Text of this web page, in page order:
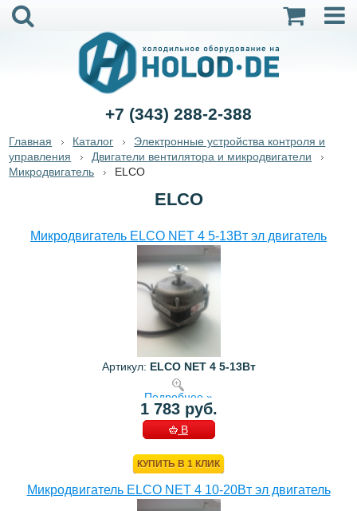
+7 (343) 288-2-388
Главная Каталог
Электронные устройства контроля и
управления
Двигатели вентилятора и микродвигатели
Микродвигатель
ELCO
ELCO
Микродвигатель ELCO NET 4 5-13Bт эл двигатель
Артикул: ELCO NET 4 5-13Bт
Подробнее »
1 783 руб.
В
КУПИТЬ В 1 КЛИК
Микродвигатель ELCO NET 4 10-20Bт эл двигатель